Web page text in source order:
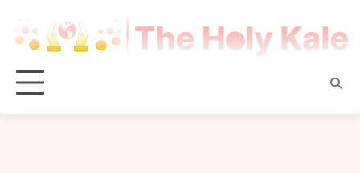
content